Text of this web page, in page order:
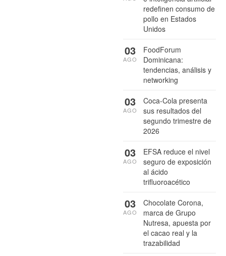
redefinen consumo de
pollo en Estados
Unidos
FoodForum
Dominicana:
tendencias, análisis y
networking
03
AGO
Coca-Cola presenta
sus resultados del
segundo trimestre de
2026
03
AGO
EFSA reduce el nivel
seguro de exposición
al ácido
trifluoroacético
03
AGO
Chocolate Corona,
marca de Grupo
Nutresa, apuesta por
el cacao real y la
trazabilidad
03
AGO